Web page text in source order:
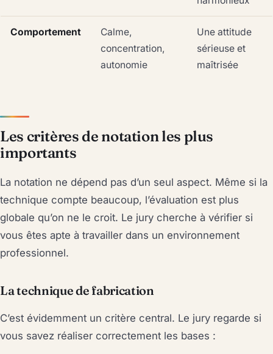
Comportement
Calme,
concentration,
autonomie
Une attitude
sérieuse et
maîtrisée
Les critères de notation les plus
importants
La notation ne dépend pas d’un seul aspect. Même si la
technique compte beaucoup, l’évaluation est plus
globale qu’on ne le croit. Le jury cherche à vérifier si
vous êtes apte à travailler dans un environnement
professionnel.
La technique de fabrication
C’est évidemment un critère central. Le jury regarde si
vous savez réaliser correctement les bases :